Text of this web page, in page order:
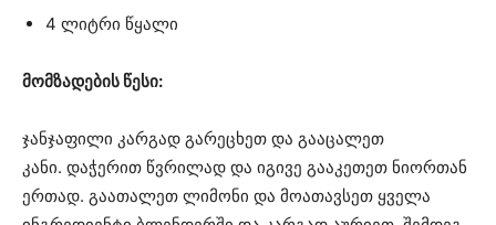
4 ლიტრი წყალი
მომზადების წესი:
ჯანჯაფილი კარგად გარეცხეთ და გააცალეთ
კანი. დაჭერით წვრილად და იგივე გააკეთეთ ნიორთან
ერთად. გაათალეთ ლიმონი და მოათავსეთ ყველა